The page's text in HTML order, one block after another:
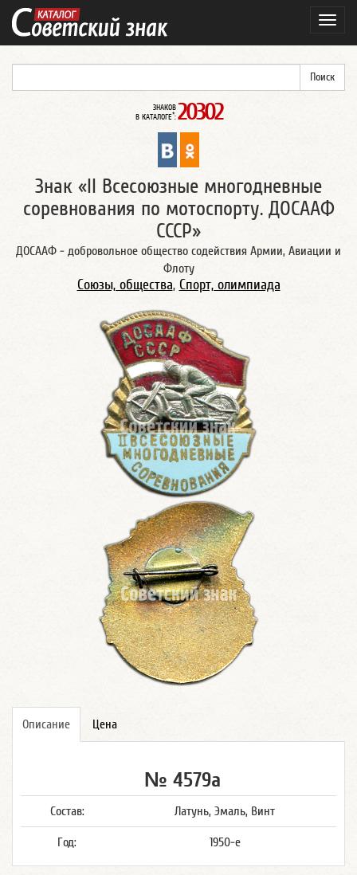
ЗНАКОВ
В КАТАЛОГЕ*: 20302
Знак «II Всесоюзные многодневные
соревнования по мотоспорту. ДОСААФ
СССР»
ДОСААФ - добровольное общество содействия Армии, Авиации и
Флоту
Союзы, общества, Спорт, олимпиада
Описание Цена
№ 4579а
Состав: Латунь, Эмаль, Винт
Год: 1950-е